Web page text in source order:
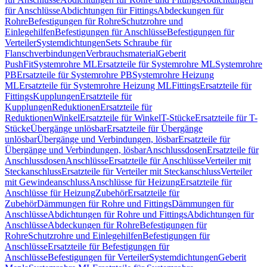
für AnschlüsseAbdichtungen für FittingsAbdeckungen für
RohreBefestigungen für RohreSchutzrohre und
EinlegehilfenBefestigungen für AnschlüsseBefestigungen für
VerteilerSystemdichtungenSets Schraube für
FlanschverbindungenVerbrauchsmaterialGeberit
PushFitSystemrohre MLErsatzteile für Systemrohre MLSystemrohre
PBErsatzteile für Systemrohre PBSystemrohre Heizung
MLErsatzteile für Systemrohre Heizung MLFittingsErsatzteile für
FittingsKupplungenErsatzteile für
KupplungenReduktionenErsatzteile für
ReduktionenWinkelErsatzteile für WinkelT-StückeErsatzteile für T-
StückeÜbergänge unlösbarErsatzteile für Übergänge
unlösbarÜbergänge und Verbindungen, lösbarErsatzteile für
Übergänge und Verbindungen, lösbarAnschlussdosenErsatzteile für
AnschlussdosenAnschlüsseErsatzteile für AnschlüsseVerteiler mit
SteckanschlussErsatzteile für Verteiler mit SteckanschlussVerteiler
mit GewindeanschlussAnschlüsse für HeizungErsatzteile für
Anschlüsse für HeizungZubehörErsatzteile für
ZubehörDämmungen für Rohre und FittingsDämmungen für
AnschlüsseAbdichtungen für Rohre und FittingsAbdichtungen für
AnschlüsseAbdeckungen für RohreBefestigungen für
RohreSchutzrohre und EinlegehilfenBefestigungen für
AnschlüsseErsatzteile für Befestigungen für
AnschlüsseBefestigungen für VerteilerSystemdichtungenGeberit